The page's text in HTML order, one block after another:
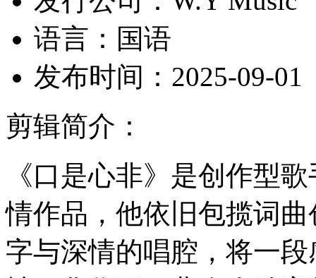
语言： 国语
发布时间： 2025-09-01
剪辑简介：
《口是心非》是创作型
情作品，他依旧包揽词
字与深情的唱腔，将一